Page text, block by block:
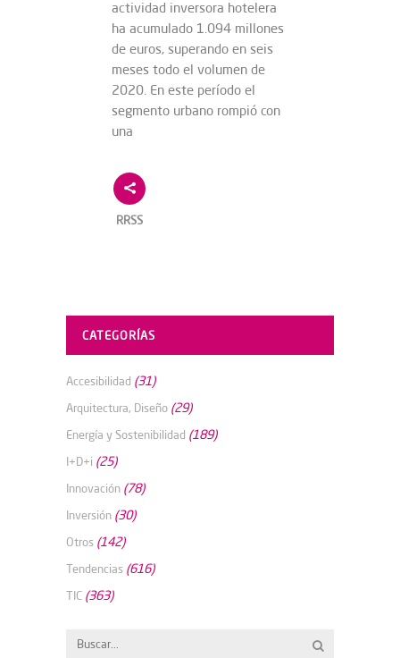
actividad inversora hotelera
ha acumulado 1.094 millones
de euros, superando en seis
meses todo el volumen de
2020. En este período el
segmento urbano rompió con
una
RRSS
CATEGORÍAS
Accesibilidad (31)
Arquitectura, Diseño (29)
Energía y Sostenibilidad (189)
I+D+i (25)
Innovación (78)
Inversión (30)
Otros (142)
Tendencias (616)
TIC (363)